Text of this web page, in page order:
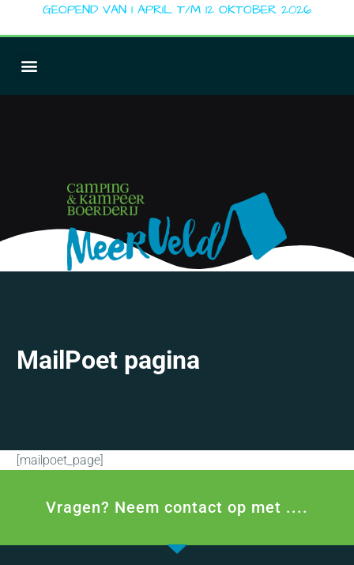
GEOPEND VAN 1 APRIL T/M 12 OKTOBER 2026
MailPoet pagina
[mailpoet_page]
Vragen? Neem contact op met ....